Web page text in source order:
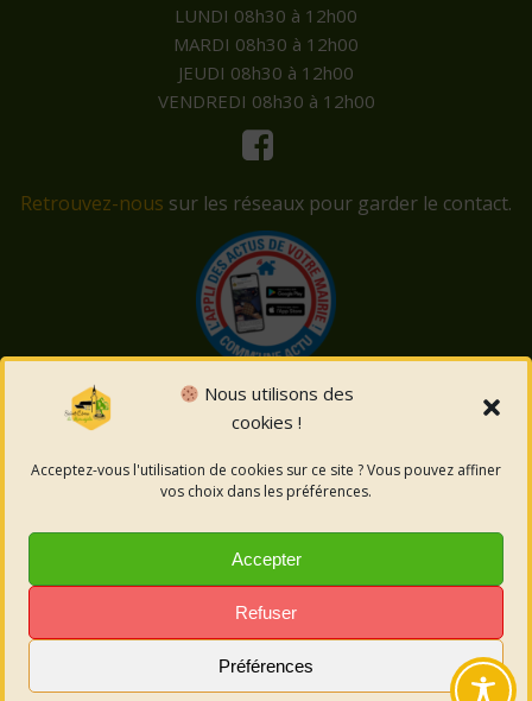
Nous utilisons des
cookies !
Acceptez-vous l'utilisation de cookies sur ce site ? Vous pouvez affiner
vos choix dans les préférences.
Accepter
Refuser
Préférences
LUNDI 08h30 à 12h00
MARDI 08h30 à 12h00
JEUDI 08h30 à 12h00
VENDREDI 08h30 à 12h00
Retrouvez-nous sur les réseaux pour garder le contact.
© 2026 Saint-Côme-et-Maruéjols. Un service proposé
Mentions légales
Politique des cookies